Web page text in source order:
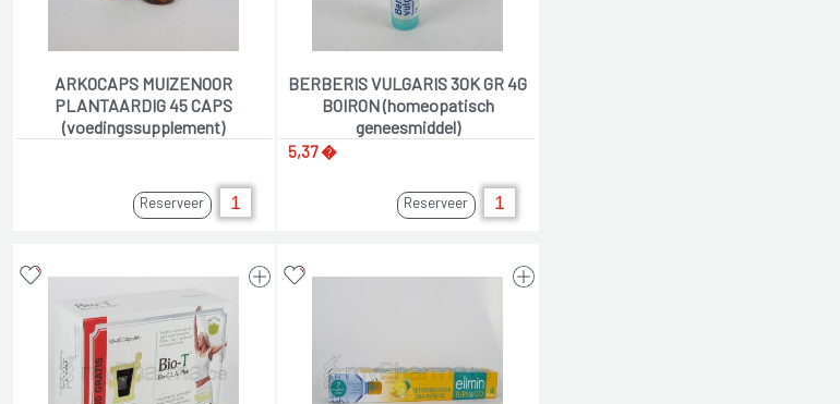
ARKOCAPS MUIZENOOR
PLANTAARDIG 45 CAPS
(voedingssupplement)
Reserveer
BERBERIS VULGARIS 30K GR 4G
BOIRON (homeopatisch
geneesmiddel)
5,37 �
Reserveer